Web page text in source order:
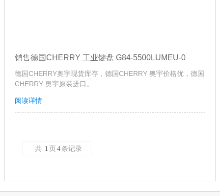
销售德国CHERRY 工业键盘 G84-5500LUMEU-0
德国CHERRY奥宇现货库存，德国CHERRY 奥宇价格优，德国
CHERRY 奥宇原装进口。...
阅读详情
共 1 页4 条记录